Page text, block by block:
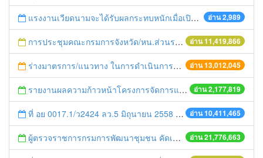
อ่าน 2,989
แรงงานเวียดนามจะได้รับผลกระทบหนักเมื่อเปิดเออีซี
อ่าน 11,419,866
การประชุมคณะกรมการจังหวัด/หน.ส่วนราชการประจำเดือน มิถุนายน 2558
อ่าน 13,012,045
ร่างมาตรการ/แนวทาง ในการดำเนินการประกอบการตรวจราชการแบบบูรณาการ
อ่าน 2,177,819
รายงานผลความก้าวหน้าโครงการจัดการแก้ไขปัญหาขยะ สัปดาห์ที่ 9/2558
อ่าน 10,411,465
ที่ อย 0017.1/ว2424 ลว.5 มิถุนายน 2558 เรื่อง แจ้งกำหนดตรวจประเมินและให้คะแนนหน่วยงานที่สมัครเข้าร่วมโครงการพัฒนาหน่วยงานต้นแบบในการจัดตั้งศูนย์ข้อมูลข่าวสารของราชการฯ ประจำปีงบประมาณ พ.ศ. 2558
อ่าน 21,776,663
ผู้ตรวจราชการกรมการพัฒนาชุมชน คัดเลือกข้าราชการและลูกจ้างดีเด่น และหน่วยงานพัฒนาชุมชนใสสะอาด ประจำปี ๒๕๕๔